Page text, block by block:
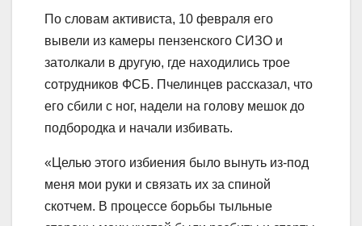
По словам активиста, 10 февраля его
вывели из камеры пензенского СИЗО и
затолкали в другую, где находились трое
сотрудников ФСБ. Пчелинцев рассказал, что
его сбили с ног, надели на голову мешок до
подбородка и начали избивать.
«Целью этого избиения было вынуть из-под
меня мои руки и связать их за спиной
скотчем. В процессе борьбы тыльные